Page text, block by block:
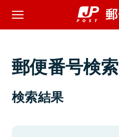
郵便番号検索
検索結果